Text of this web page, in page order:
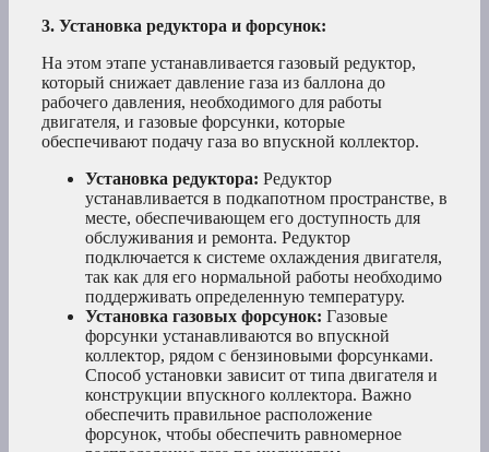
3. Установка редуктора и форсунок:
На этом этапе устанавливается газовый редуктор,
который снижает давление газа из баллона до
рабочего давления, необходимого для работы
двигателя, и газовые форсунки, которые
обеспечивают подачу газа во впускной коллектор.
Установка редуктора: Редуктор
устанавливается в подкапотном пространстве, в
месте, обеспечивающем его доступность для
обслуживания и ремонта. Редуктор
подключается к системе охлаждения двигателя,
так как для его нормальной работы необходимо
поддерживать определенную температуру.
Установка газовых форсунок: Газовые
форсунки устанавливаются во впускной
коллектор, рядом с бензиновыми форсунками.
Способ установки зависит от типа двигателя и
конструкции впускного коллектора. Важно
обеспечить правильное расположение
форсунок, чтобы обеспечить равномерное